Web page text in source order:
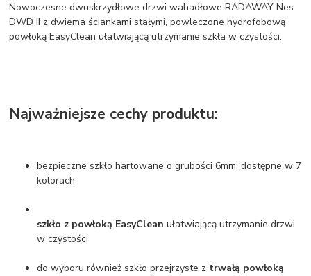
Nowoczesne dwuskrzydłowe drzwi wahadłowe RADAWAY Nes
DWD II z dwiema ściankami stałymi, powleczone hydrofobową
powłoką EasyClean ułatwiającą utrzymanie szkła w czystości.
Najważniejsze cechy produktu:
bezpieczne szkło hartowane o grubości 6mm, dostępne w 7
kolorach
szkło z powłoką EasyClean ułatwiającą utrzymanie drzwi
w czystości
do wyboru również szkło przejrzyste z trwałą powłoką